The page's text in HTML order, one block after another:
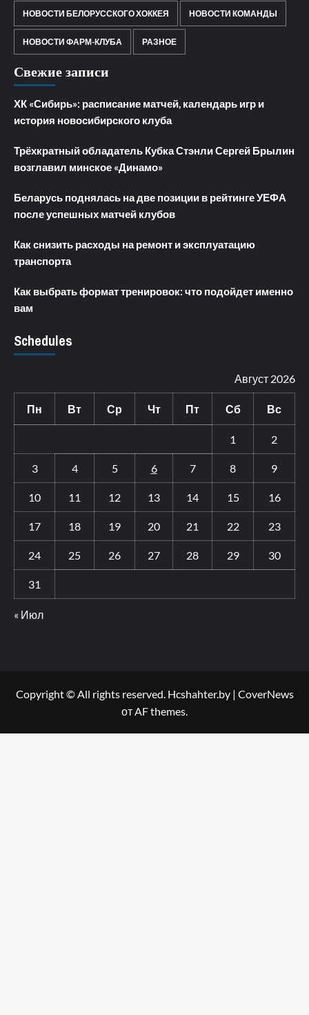
НОВОСТИ БЕЛОРУССКОГО ХОККЕЯ НОВОСТИ КОМАНДЫ
НОВОСТИ ФАРМ-КЛУБА РАЗНОЕ
Свежие записи
ХК «Сибирь»: расписание матчей, календарь игр и
история новосибирского клуба
Трёхкратный обладатель Кубка Стэнли Сергей Брылин
возглавил минское «Динамо»
Беларусь поднялась на две позиции в рейтинге УЕФА
после успешных матчей клубов
Как снизить расходы на ремонт и эксплуатацию
транспорта
Как выбрать формат тренировок: что подойдет именно
вам
Schedules
Август 2026
Пн Вт Ср Чт Пт Сб Вс
1 2
3 4 5 6 7 8 9
10 11 12 13 14 15 16
17 18 19 20 21 22 23
24 25 26 27 28 29 30
31
« Июл
Copyright © All rights reserved. Hcshahter.by | CoverNews
от AF themes.